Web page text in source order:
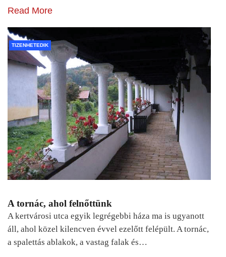
Read More
TIZENHETEDIK
A tornác, ahol felnőttünk
A kertvárosi utca egyik legrégebbi háza ma is ugyanott
áll, ahol közel kilencven évvel ezelőtt felépült. A tornác,
a spalettás ablakok, a vastag falak és…